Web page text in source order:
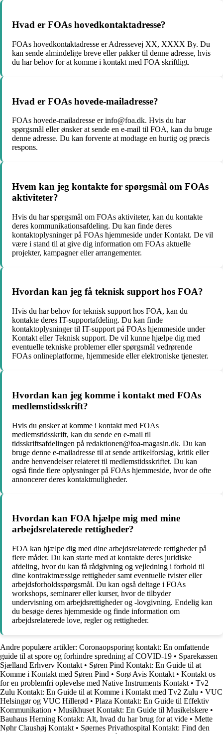
Hvad er FOAs hovedkontaktadresse?
FOAs hovedkontaktadresse er Adressevej XX, XXXX By. Du
kan sende almindelige breve eller pakker til denne adresse, hvis
du har behov for at komme i kontakt med FOA skriftligt.
Hvad er FOAs hovede-mailadresse?
FOAs hovede-mailadresse er info@foa.dk. Hvis du har
spørgsmål eller ønsker at sende en e-mail til FOA, kan du bruge
denne adresse. Du kan forvente at modtage en hurtig og præcis
respons.
Hvem kan jeg kontakte for spørgsmål om FOAs
aktiviteter?
Hvis du har spørgsmål om FOAs aktiviteter, kan du kontakte
deres kommunikationsafdeling. Du kan finde deres
kontaktoplysninger på FOAs hjemmeside under Kontakt. De vil
være i stand til at give dig information om FOAs aktuelle
projekter, kampagner eller arrangementer.
Hvordan kan jeg få teknisk support hos FOA?
Hvis du har behov for teknisk support hos FOA, kan du
kontakte deres IT-supportafdeling. Du kan finde
kontaktoplysninger til IT-support på FOAs hjemmeside under
Kontakt eller Teknisk support. De vil kunne hjælpe dig med
eventuelle tekniske problemer eller spørgsmål vedrørende
FOAs onlineplatforme, hjemmeside eller elektroniske tjenester.
Hvordan kan jeg komme i kontakt med FOAs
medlemstidsskrift?
Hvis du ønsker at komme i kontakt med FOAs
medlemstidsskrift, kan du sende en e-mail til
tidsskriftsafdelingen på redaktionen@foa-magasin.dk. Du kan
bruge denne e-mailadresse til at sende artikelforslag, kritik eller
andre henvendelser relateret til medlemstidsskriftet. Du kan
også finde flere oplysninger på FOAs hjemmeside, hvor de ofte
annoncerer deres kontaktmuligheder.
Hvordan kan FOA hjælpe mig med mine
arbejdsrelaterede rettigheder?
FOA kan hjælpe dig med dine arbejdsrelaterede rettigheder på
flere måder. Du kan starte med at kontakte deres juridiske
afdeling, hvor du kan få rådgivning og vejledning i forhold til
dine kontraktmæssige rettigheder samt eventuelle tvister eller
arbejdsforholdsspørgsmål. Du kan også deltage i FOAs
workshops, seminarer eller kurser, hvor de tilbyder
undervisning om arbejdsrettigheder og -lovgivning. Endelig kan
du besøge deres hjemmeside og finde information om
arbejdsrelaterede love, regler og rettigheder.
Andre populære artikler: Coronaopsporing kontakt: En omfattende
guide til at spore og forhindre spredning af COVID-19 • Sparekassen
Sjælland Erhverv Kontakt • Søren Pind Kontakt: En Guide til at
Komme i Kontakt med Søren Pind • Sorø Avis Kontakt • Kontakt os
for en problemfri oplevelse med Native Instruments Kontakt • Tv2
Zulu Kontakt: En Guide til at Komme i Kontakt med Tv2 Zulu • VUC
Helsingør og VUC Hillerød • Plaza Kontakt: En Guide til Effektiv
Kommunikation • Musikhuset Kontakt: En Guide til Musikelskere •
Bauhaus Herning Kontakt: Alt, hvad du har brug for at vide • Mette
Nøhr Claushøj Kontakt • Søernes Privathospital Kontakt: Find den